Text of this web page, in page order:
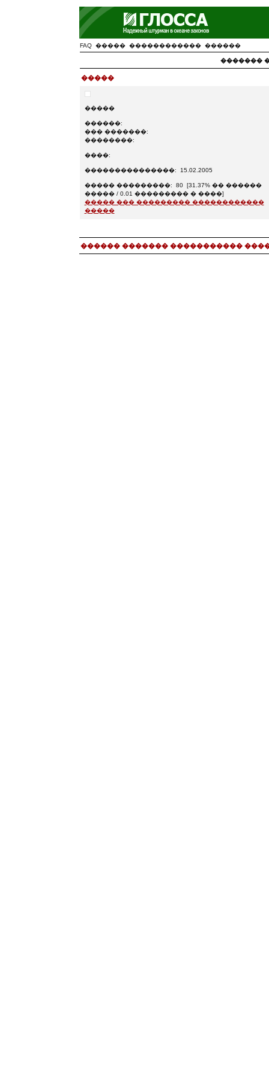
FAQ ����� ������������ ������
�������
�����
�����
������:
��� �������:
��������:
����:
���������������: 15.02.2005
����� ���������: 80 [31.37% �� ������
����� / 0.01 ��������� � ����]
����� ��� ��������� ������������
�����
������ ������� �����������